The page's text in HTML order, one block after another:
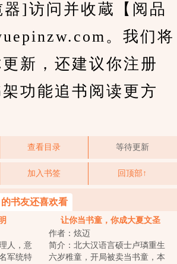
]访问并收蔵【阅品
。我们将
新，还建议你注册
功能追书阅读更方
查看目录 等待更新
加入书签 回顶部↑
书友还喜欢看
人，意
军统特
让你当书童，你成大夏文圣
作者：炫迈
简介：北大汉语言硕士卢璘重生
六岁稚童，开局被卖当书童，本